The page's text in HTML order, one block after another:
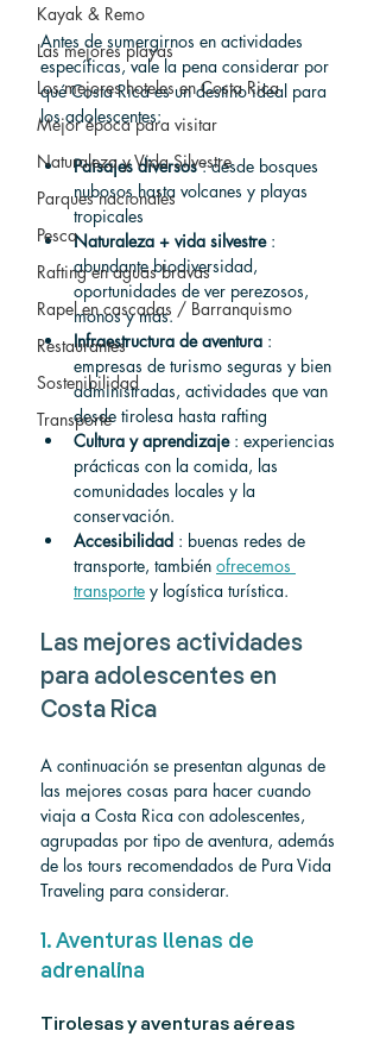
Kayak & Remo
Las mejores playas
Los mejores hoteles en Costa Rica
Mejor época para visitar
Naturaleza y Vida Silvestre
Parques nacionales
Pesca
Rafting en aguas bravas
Rapel en cascadas / Barranquismo
Restaurantes
Sostenibilidad
Transporte
Antes de sumergirnos en actividades
específicas, vale la pena considerar por
qué Costa Rica es un destino ideal para
los adolescentes:
Paisajes diversos : desde bosques
nubosos hasta volcanes y playas
tropicales
Naturaleza + vida silvestre :
abundante biodiversidad,
oportunidades de ver perezosos,
monos y más.
Infraestructura de aventura :
empresas de turismo seguras y bien
administradas, actividades que van
desde tirolesa hasta rafting
Cultura y aprendizaje : experiencias
prácticas con la comida, las
comunidades locales y la
conservación.
Accesibilidad : buenas redes de
transporte, también ofrecemos
transporte y logística turística.
Las mejores actividades
para adolescentes en
Costa Rica
A continuación se presentan algunas de
las mejores cosas para hacer cuando
viaja a Costa Rica con adolescentes,
agrupadas por tipo de aventura, además
de los tours recomendados de Pura Vida
Traveling para considerar.
1. Aventuras llenas de
adrenalina
Tirolesas y aventuras aéreas